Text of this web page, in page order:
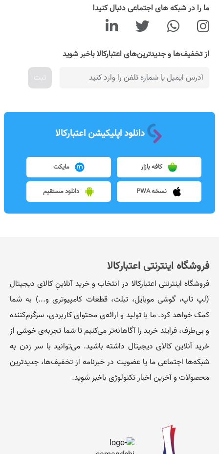
ما را در شبکه های اجتماعی دنبال کنید!
از تخفیف‌ها و جدیدترین‌های اعتبارکالا باخبر شوید
ثبت
دانلود اپلیکیشن اعتبارکالا
کافه بازار مایکت
نسخه PWA دانلود مستقیم
فروشگاه اینترنتی اعتبارکالا
فروشگاه اینترنتی اعتبارکالا در انتخاب و خرید آنلاینِ کالای دیجیتال
(لپ تاپ، گوشی موبایل، تبلت، قطعات کامپیوتری و...) به شما
کمک خواهد کرد. ما با تولید و ارائه‌ی محتوای کاربردی، سرگرم‌کننده
و بی‌طرف، فرایند خرید را آگاهانه‌تر می‌کنیم تا شما تجربه‌ی خوشی از
خرید آنلاین کالای دیجیتال داشته باشید. می‌توانید با سر زدن به
شبکه‌ها اجتماعی ما یا عضویت در خبرنامه از تخفیف‌‌ها، جدیدترین
محصولات و آخرین اخبار تکنولوژی باخبر شوید.